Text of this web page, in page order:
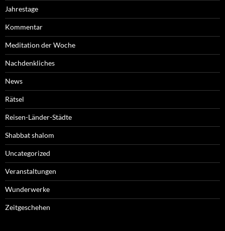
Jahrestage
Kommentar
Meditation der Woche
Nachdenkliches
News
Rätsel
Reisen-Länder-Städte
Shabbat shalom
Uncategorized
Veranstaltungen
Wunderwerke
Zeitgeschehen